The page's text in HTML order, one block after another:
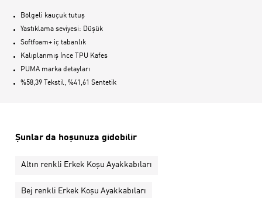
Bölgeli kauçuk tutuş
Yastıklama seviyesi: Düşük
Softfoam+ iç tabanlık
Kalıplanmış İnce TPU Kafes
PUMA marka detayları
%58,39 Tekstil, %41,61 Sentetik
Şunlar da hoşunuza gidebilir
Altın renkli Erkek Koşu Ayakkabıları
Bej renkli Erkek Koşu Ayakkabıları